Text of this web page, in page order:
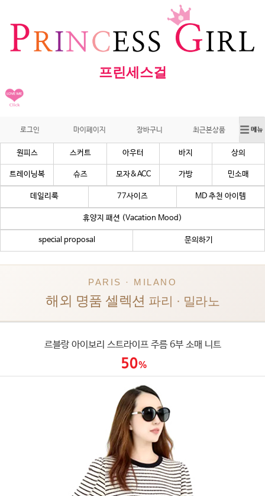
프린세스걸
로그인 마이페이지 장바구니 최근본상품
원피스 스커트 아우터 바지 상의
트레이닝복 슈즈 모자&ACC 가방 민소매
데일리룩 77사이즈 MD 추천 아이템
휴양지 패션 (Vacation Mood)
special proposal 문의하기
PARIS · MILANO
해외 명품 셀렉션 파리 · 밀라노
르블랑 아이보리 스트라이프 주름 6부 소매 니트